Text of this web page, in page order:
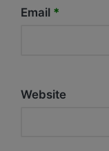
Email *
Website